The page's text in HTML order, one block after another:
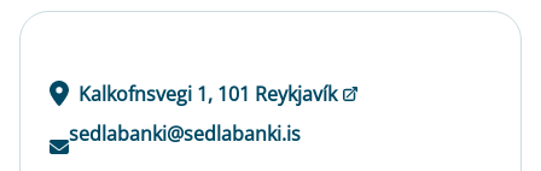
Kalkofnsvegi 1, 101 Reykjavík
sedlabanki@sedlabanki.is